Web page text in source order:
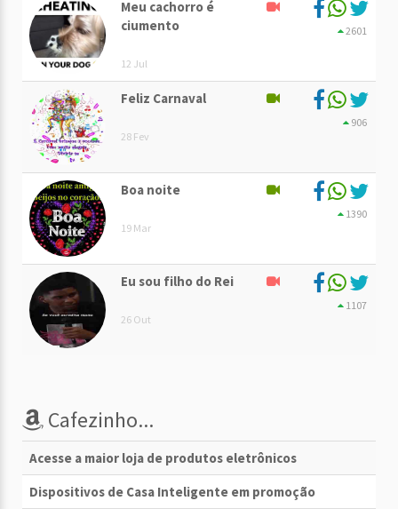
Meu cachorro é
ciumento
12 Jul
2601
Feliz Carnaval
28 Fev
906
Boa noite
19 Mar
1390
Eu sou filho do Rei
26 Out
1107
Cafezinho...
Acesse a maior loja de produtos eletrônicos
Dispositivos de Casa Inteligente em promoção